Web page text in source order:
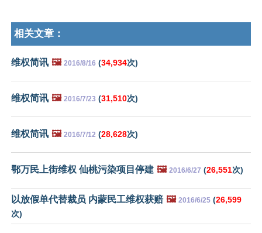
相关文章：
维权简讯 🖼️ 2016/8/16 (34,934次)
维权简讯 🖼️ 2016/7/23 (31,510次)
维权简讯 🖼️ 2016/7/12 (28,628次)
鄂万民上街维权 仙桃污染项目停建 🖼️ 2016/6/27 (26,551次)
以放假单代替裁员 内蒙民工维权获赔 🖼️ 2016/6/25 (26,599
次)